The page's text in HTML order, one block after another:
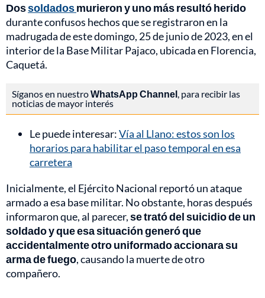
Dossoldadosmurieron y uno más resultó herido
durante confusos hechos que se registraron en la
madrugada de este domingo, 25 de junio de 2023, en el
interior de la Base Militar Pajaco, ubicada en Florencia,
Caquetá.
Síganos en nuestroWhatsApp Channel , para recibir las
noticias de mayor interés
Le puede interesar:Vía al Llano: estos son los
horarios para habilitar el paso temporal en esa
carretera
Inicialmente, el Ejército Nacional reportó un ataque
armado a esa base militar. No obstante, horas después
informaron que, al parecer,se trató del suicidio de un
soldado y que esa situación generó que
accidentalmente otro uniformado accionara su
arma de fuego, causando la muerte de otro
compañero.